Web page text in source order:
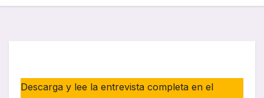
Descarga y lee la entrevista completa en el